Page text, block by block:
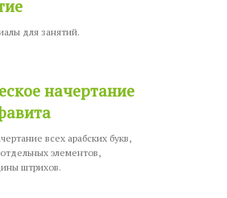
для занятий.
начертание
всех арабских букв,
элементов,
штрихов.